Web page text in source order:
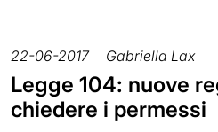
22-06-2017 Gabriella Lax
Legge 104: nuove
chiedere i permessi